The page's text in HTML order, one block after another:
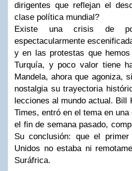
dirigentes que reflejan el
clase política mundial?
Existe una crisis de
espectacularmente
y en las protestas que
Turquía, y poco valor tiene
Mandela, ahora que agoniza,
nostalgia su trayectoria
lecciones al mundo actual. Bill
Times, entró en el tema en
el fin de semana pasado,
Su conclusión: que el
Unidos no estaba ni
Suráfrica.